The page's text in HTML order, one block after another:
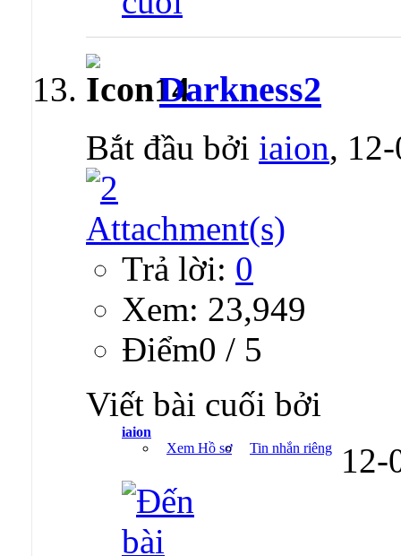
Darkness2
Bắt đầu bởi iaion,
Trả lời: 0
Xem: 23,949
Ðiểm0 / 5
Viết bài cuối bởi
iaion
Xem Hồ sơ
Tin nhắn riêng